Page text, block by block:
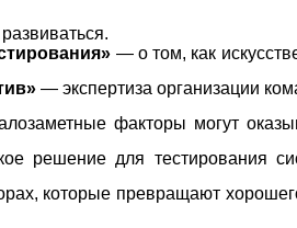
— о том, как
— экспертиза организации
факторы могут
решение для тестирования
которые превращают